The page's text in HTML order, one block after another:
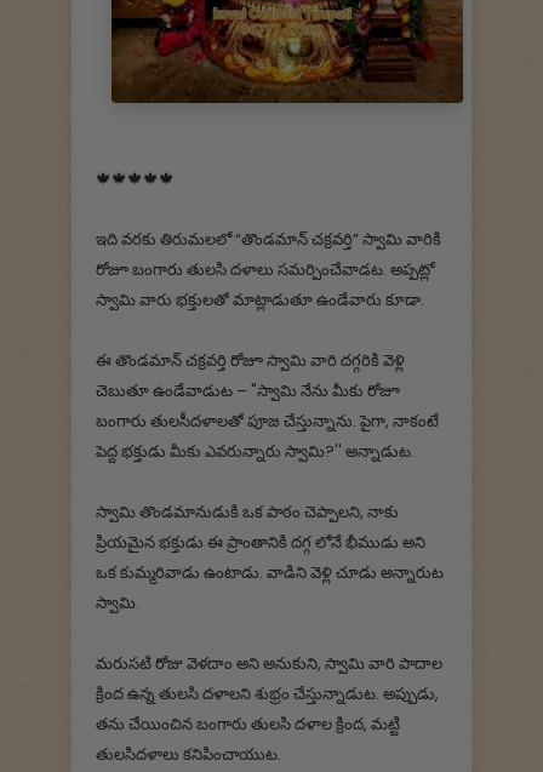
🍁🍁🍁🍁🍁
ఇది వరకు తిరుమలలో “తొండమాన్ చక్రవర్తి” స్వామి వారికి
రోజూ బంగారు తులసి దళాలు సమర్పించేవాడట. అప్పట్లో
స్వామి వారు భక్తులతో మాట్లాడుతూ ఉండేవారు కూడా.
ఈ తొండమాన్ చక్రవర్తి రోజూ స్వామి వారి దగ్గరికి వెళ్లి
చెబుతూ ఉండేవాడుట – "స్వామి నేను మీకు రోజూ
బంగారు తులసీదళాలతో పూజ చేస్తున్నాను. పైగా, నాకంటే
పెద్ద భక్తుడు మీకు ఎవరున్నారు స్వామి?'' అన్నాడుట.
స్వామి తొండమానుడుకి ఒక పాఠం చెప్పాలని, నాకు
ప్రియమైన భక్తుడు ఈ ప్రాంతానికి దగ్గ లోనే భీముడు అని
ఒక కుమ్మరివాడు ఉంటాడు. వాడిని వెళ్లి చూడు అన్నారుట
స్వామి.
మరుసటి రోజు వెళదాం అని అనుకుని, స్వామి వారి పాదాల
క్రింద ఉన్న తులసి దళాలని శుభ్రం చేస్తున్నాడుట. అప్పుడు,
తను చేయించిన బంగారు తులసి దళాల క్రింద, మట్టి
తులసిదళాలు కనిపించాయుట.